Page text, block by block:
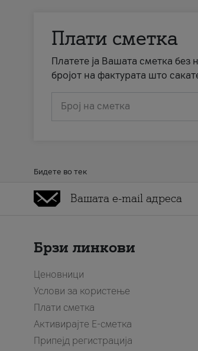
Плати сметка
Платете ја Вашата сметка без
бројот на фактурата што
Број на сметка
Бидете во тек
Брзи линкови
Ценовници
Услови за користење
Плати сметка
Активирајте Е-сметка
Припејд регистрација